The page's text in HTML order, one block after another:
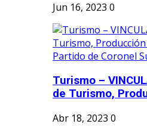
Jun 16, 2023 0
Turismo –
de Turismo,
Abr 18, 2023 0